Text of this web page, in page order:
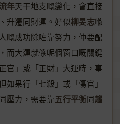
流年天干地支嘅變化，會直接
升遷同財運。好似柳旻志喺
嘅成功除咗靠努力，仲要配
而大運就係呢個窗口嘅關鍵
官」或「正財」大運時，事
如果行「七殺」或「傷官」
壓力，需要靠五行平衡同趨